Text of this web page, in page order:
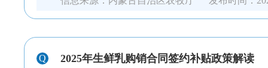
Q 2025年生鲜乳购销合同签约补贴政策解读